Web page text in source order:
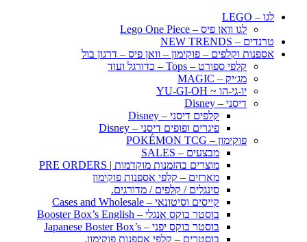
לגו – LEGO
לגו וואן פיס – Lego One Piece
טרנדים – NEW TRENDS
אספנות וקלפים – פוקימון – וואן פיס – דרגון בול
קלפי ספורט – Tops – כדורגל ועוד
מג׳יק – MAGIC
יו-גי-הו ~ YU-GI-OH
דיסני – Disney
קלפים דיסני – Disney
פיגרים ופופים דיסני – Disney
פוקימון – POKÉMON TCG
מבצעים – SALES
מוצרים בהזמנות מוקדמות | PRE ORDERS
מארזים – קלפי אספנות פוקימון
סינגלים / קלפים / מדורגים.
קייסים וסיטונאי – Cases and Wholesale
בוסטר בוקס אנגלי – Booster Box’s English
בוסטר בוקס יפני – Japanese Boster Box’s
בוסטרים – קלפי אספנות פוקימון.